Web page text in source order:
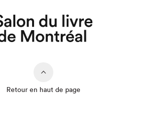
Retour en haut de page